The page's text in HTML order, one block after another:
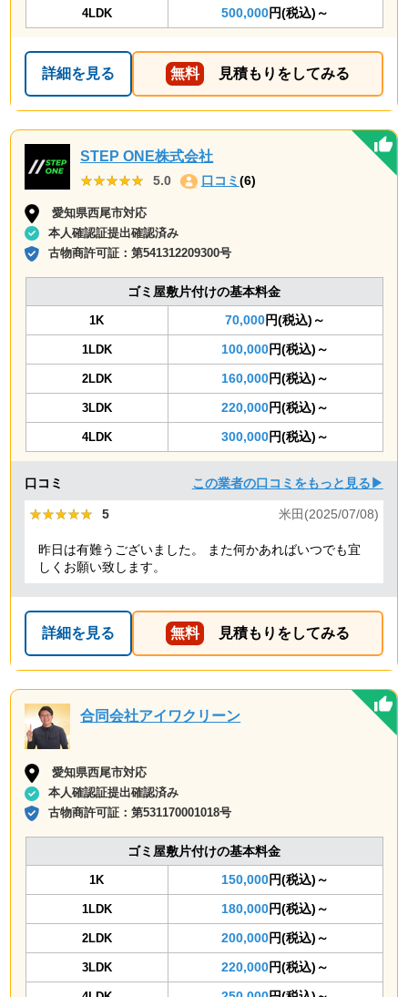
4LDK 500,000円(税込)～
詳細を見る 無料 見積もりをしてみる
STEP ONE株式会社
★★★★★
★★★★★ 5.0 口コミ (6)
愛知県西尾市対応
本人確認証提出確認済み
古物商許可証：第541312209300号
ゴミ屋敷片付けの基本料金
1K 70,000円(税込)～
1LDK 100,000円(税込)～
2LDK 160,000円(税込)～
3LDK 220,000円(税込)～
4LDK 300,000円(税込)～
口コミ この業者の口コミをもっと見る▶
★★★★★
★★★★★ 5 米田(2025/07/08)
昨日は有難うございました。 また何かあればいつでも宜
しくお願い致します。
詳細を見る 無料 見積もりをしてみる
合同会社アイワクリーン
愛知県西尾市対応
本人確認証提出確認済み
古物商許可証：第531170001018号
ゴミ屋敷片付けの基本料金
1K 150,000円(税込)～
1LDK 180,000円(税込)～
2LDK 200,000円(税込)～
3LDK 220,000円(税込)～